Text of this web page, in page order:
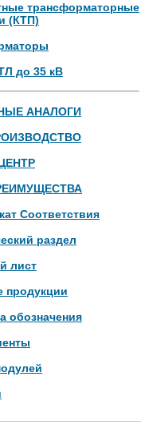
трансформаторные
(КТП)
до 35 кВ
АНАЛОГИ
Соответствия
раздел
лист
продукции
обозначения
модули 700 кВт (4
комплекс 20 МВт в 2
6-10 кВ)